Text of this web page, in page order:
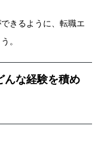
きるように、転職エ
。
んな経験を積め